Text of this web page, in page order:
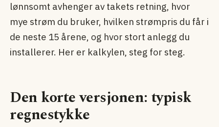
lønnsomt avhenger av takets retning, hvor
mye strøm du bruker, hvilken strømpris du får i
de neste 15 årene, og hvor stort anlegg du
installerer. Her er kalkylen, steg for steg.
Den korte versjonen: typisk
regnestykke